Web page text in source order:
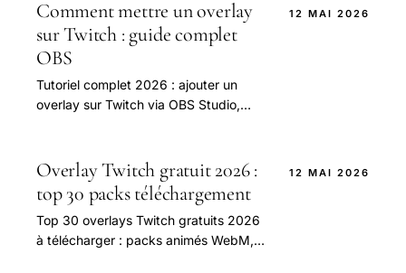
visionnage.
Comment mettre un overlay
sur Twitch : guide complet
OBS
Tutoriel complet 2026 : ajouter un
overlay sur Twitch via OBS Studio,
12 MAI 2026
Overlay Twitch gratuit 2026 :
top 30 packs téléchargement
Top 30 overlays Twitch gratuits 2026
à télécharger : packs animés WebM,
12 MAI 2026